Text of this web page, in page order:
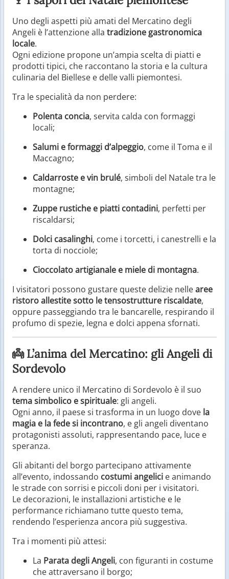
Uno degli aspetti più amati del Mercatino degli
Angeli è l’attenzione alla tradizione gastronomica
locale.
Ogni edizione propone un’ampia scelta di piatti e
prodotti tipici, che raccontano la storia e la cultura
culinaria del Biellese e delle valli piemontesi.
Tra le specialità da non perdere:
Polenta concia, servita calda con formaggi
locali;
Salumi e formaggi d’alpeggio, come il Toma e il
Maccagno;
Caldarroste e vin brulé, simboli del Natale tra le
montagne;
Zuppe rustiche e piatti contadini, perfetti per
riscaldarsi;
Dolci casalinghi, come i torcetti, i canestrelli e la
torta di nocciole;
Cioccolato artigianale e miele di montagna.
I visitatori possono gustare queste delizie nellearee
ristoro allestite sotto le tensostrutture riscaldate,
oppure passeggiando tra le bancarelle, respirando il
profumo di spezie, legna e dolci appena sfornati.
👼 L’anima del Mercatino: gli Angeli di
Sordevolo
A rendere unico il Mercatino di Sordevolo è il suo
tema simbolico e spirituale: gli angeli.
Ogni anno, il paese si trasforma in un luogo dove la
magia e la fede si incontrano, e gli angeli diventano
protagonisti assoluti, rappresentando pace, luce e
speranza.
Gli abitanti del borgo partecipano attivamente
all’evento, indossando costumi angelici e animando
le strade con sorrisi e piccoli doni per i visitatori.
Le decorazioni, le installazioni artistiche e le
performance richiamano tutte questo tema,
rendendo l’esperienza ancora più suggestiva.
Tra i momenti più attesi:
La Parata degli Angeli, con figuranti in costume
che attraversano il borgo;